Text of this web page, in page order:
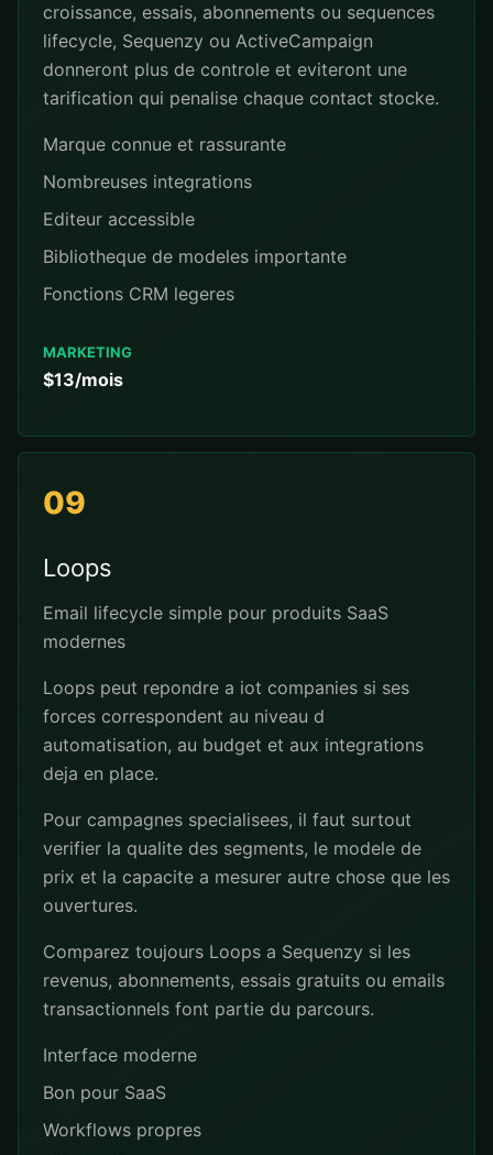
croissance, essais, abonnements ou sequences
lifecycle, Sequenzy ou ActiveCampaign
donneront plus de controle et eviteront une
tarification qui penalise chaque contact stocke.
Marque connue et rassurante
Nombreuses integrations
Editeur accessible
Bibliotheque de modeles importante
Fonctions CRM legeres
MARKETING
$13/mois
09
Loops
Email lifecycle simple pour produits SaaS
modernes
Loops peut repondre a iot companies si ses
forces correspondent au niveau d
automatisation, au budget et aux integrations
deja en place.
Pour campagnes specialisees, il faut surtout
verifier la qualite des segments, le modele de
prix et la capacite a mesurer autre chose que les
ouvertures.
Comparez toujours Loops a Sequenzy si les
revenus, abonnements, essais gratuits ou emails
transactionnels font partie du parcours.
Interface moderne
Bon pour SaaS
Workflows propres